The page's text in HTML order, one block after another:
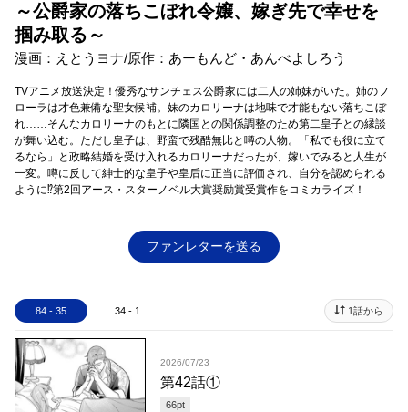
～公爵家の落ちこぼれ令嬢、嫁ぎ先で幸せを
掴み取る～
漫画：えとうヨナ/原作：あーもんど・あんべよしろう
TVアニメ放送決定！優秀なサンチェス公爵家には二人の姉妹がいた。姉のフ
ローラは才色兼備な聖女候補。妹のカロリーナは地味で才能もない落ちこぼ
れ……そんなカロリーナのもとに隣国との関係調整のため第二皇子との縁談
が舞い込む。ただし皇子は、野蛮で残酷無比と噂の人物。「私でも役に立て
るなら」と政略結婚を受け入れるカロリーナだったが、嫁いでみると人生が
一変。噂に反して紳士的な皇子や皇后に正当に評価され、自分を認められる
ように⁉第2回アース・スターノベル大賞奨励賞受賞作をコミカライズ！
ファンレターを送る
84 - 35 34 - 1 1話から
2026/07/23
第42話①
66pt